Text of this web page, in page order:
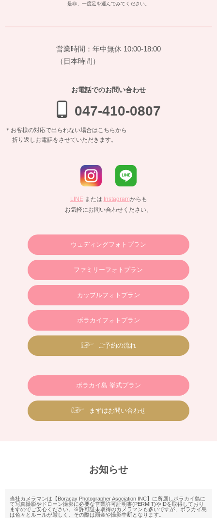
是非、一度足を運んでみてください。
営業時間：年中無休 10:00-18:00
（日本時間）
お電話でのお問い合わせ
047-410-0807
＊お客様の対応で出られない場合はこちらから
折り返しお電話をさせていただきます。
LINEまたは Instagramからも
お気軽にお問い合わせください。
ウェディングフォトプラン
ファミリーフォトプラン
カップルフォトプラン
ボラカイフォトプラン
ご予約の流れ
ボラカイ島 挙式プラン
まずはお問い合わせ
お知らせ
当社カメラマンは【Boracay Photographer Asociation INC】に所属しボラカイ島に
て写真撮影やドローン撮影に必要な営業許可証明書(PERMIT)やIDを取得しており
ますのでご安心ください。※許可証未取得のカメラマンも多いですが、ボラカイ島
は色々とルールが厳しく、その際は罰金や撮影中断となります。